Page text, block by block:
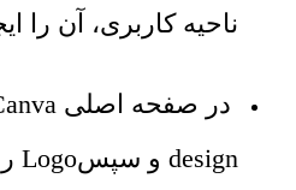
ناحیه کاربری، آن را
design و سپسLogo را انتخاب کنید.